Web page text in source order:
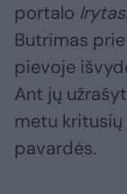
portalo
Butrimas
pievoje
Ant jų
metu kritusių
pavardės.